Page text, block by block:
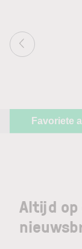
Favoriete
Altijd op